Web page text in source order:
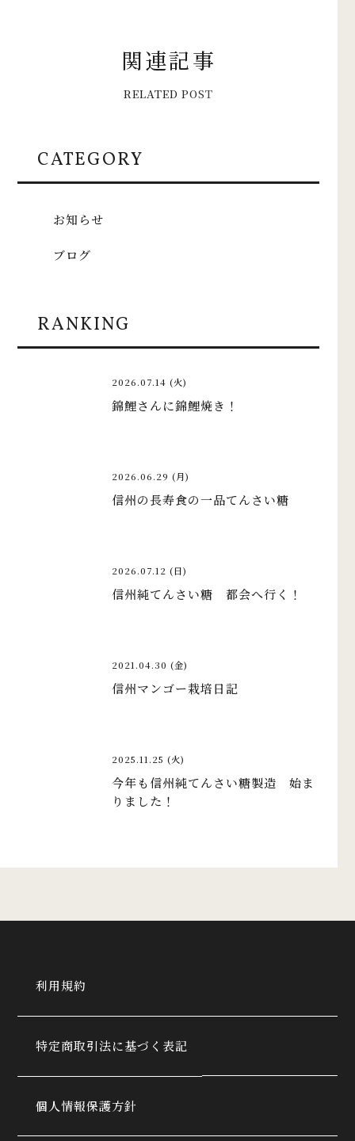
関連記事
RELATED POST
CATEGORY
お知らせ
ブログ
RANKING
2026.07.14 (火)
錦鯉さんに錦鯉焼き！
2026.06.29 (月)
信州の長寿食の一品てんさい糖
2026.07.12 (日)
信州純てんさい糖 都会へ行く！
2021.04.30 (金)
信州マンゴー栽培日記
2025.11.25 (火)
今年も信州純てんさい糖製造 始ま
りました！
利用規約
特定商取引法に基づく表記
個人情報保護方針